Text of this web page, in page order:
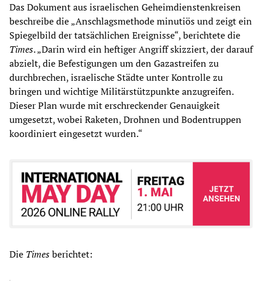
Das Dokument aus israelischen Geheimdienstenkreisen
beschreibe die „Anschlagsmethode minutiös und zeigt ein
Spiegelbild der tatsächlichen Ereignisse“, berichtete die
Times. „Darin wird ein heftiger Angriff skizziert, der darauf
abzielt, die Befestigungen um den Gazastreifen zu
durchbrechen, israelische Städte unter Kontrolle zu
bringen und wichtige Militärstützpunkte anzugreifen.
Dieser Plan wurde mit erschreckender Genauigkeit
umgesetzt, wobei Raketen, Drohnen und Bodentruppen
koordiniert eingesetzt wurden.“
Die Timesberichtet: